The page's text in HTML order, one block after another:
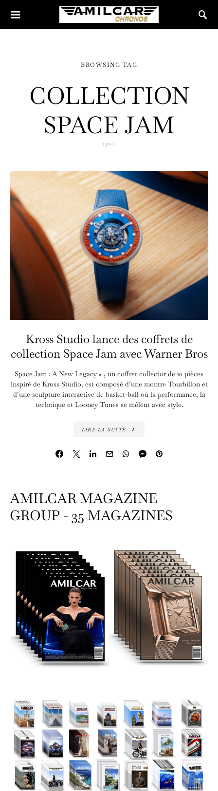
BROWSING TAG
COLLECTION
SPACE JAM
1 post
Kross Studio lance des coffrets de
collection Space Jam avec Warner Bros
Space Jam : A New Legacy « , un coffret collector de 10 pièces
inspiré de Kross Studio, est composé d’une montre Tourbillon et
d’une sculpture interactive de basket-ball où la performance, la
technique et Looney Tunes se mêlent avec style.
LIRE LA SUITE
AMILCAR MAGAZINE
GROUP - 35 MAGAZINES